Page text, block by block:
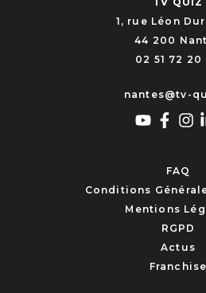
1, rue Léon
44 200
02 51 72 20
nantes@tv-
FAQ
Conditions
Mentions
RGPD
Actus
Franchise